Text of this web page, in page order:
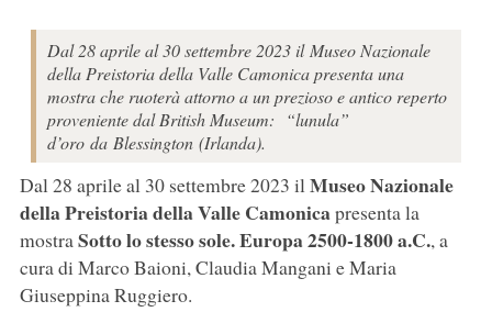
Dal 28 aprile al 30 settembre 2023 il Museo Nazionale
della Preistoria della Valle Camonica presenta una
mostra che ruoterà attorno a un prezioso e antico reperto
proveniente dal British Museum: “lunula”
d’oro da Blessington (Irlanda).
Dal 28 aprile al 30 settembre 2023 ilMuseo Nazionale
della Preistoria della Valle Camonicapresenta la
mostraSotto lo stesso sole. Europa 2500-1800 a.C., a
cura di Marco Baioni, Claudia Mangani e Maria
Giuseppina Ruggiero.